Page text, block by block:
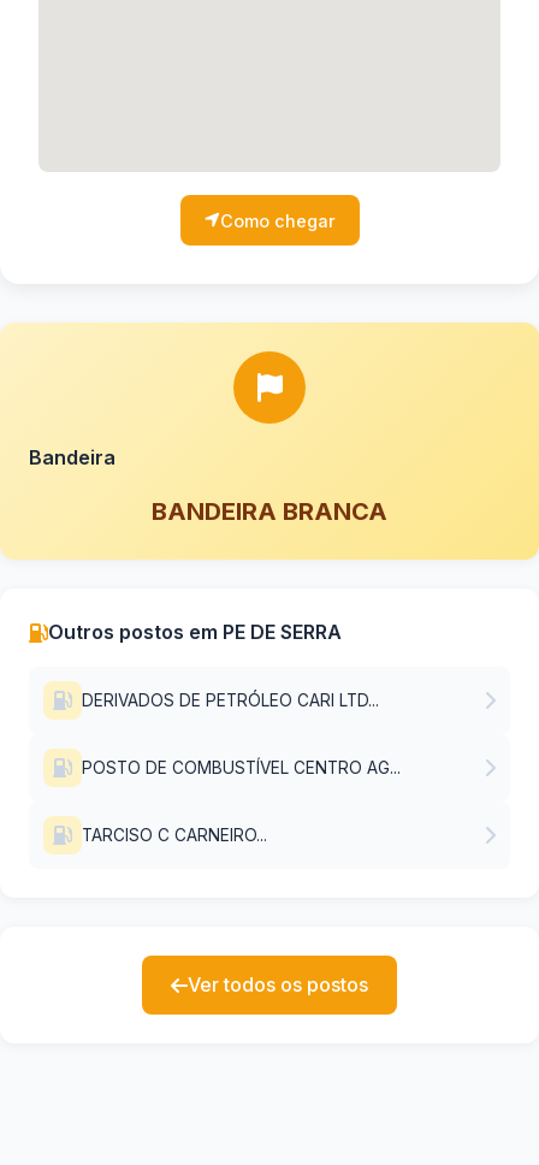
Como chegar
Bandeira
BANDEIRA BRANCA
Outros postos em PE DE SERRA
DERIVADOS DE PETRÓLEO CARI LTD...
POSTO DE COMBUSTÍVEL CENTRO AG...
TARCISO C CARNEIRO...
Ver todos os postos